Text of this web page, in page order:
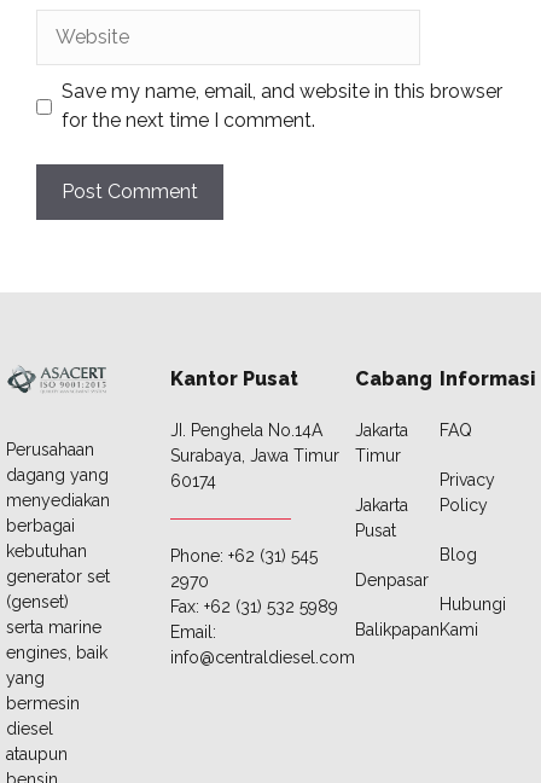
Save my name, email, and website in this browser
for the next time I comment.
Perusahaan
dagang yang
menyediakan
berbagai
kebutuhan
generator set
(genset)
serta marine
engines, baik
yang
bermesin
diesel
ataupun
Kantor Pusat
JI. Penghela No.14A
Surabaya, Jawa Timur
60174
Phone: +62 (31) 545
2970
Fax: +62 (31) 532 5989
Email:
info@centraldiesel.com
Cabang
Jakarta
Timur
Jakarta
Pusat
Denpasar
Balikpapan
Informasi
FAQ
Privacy
Policy
Blog
Hubungi
Kami